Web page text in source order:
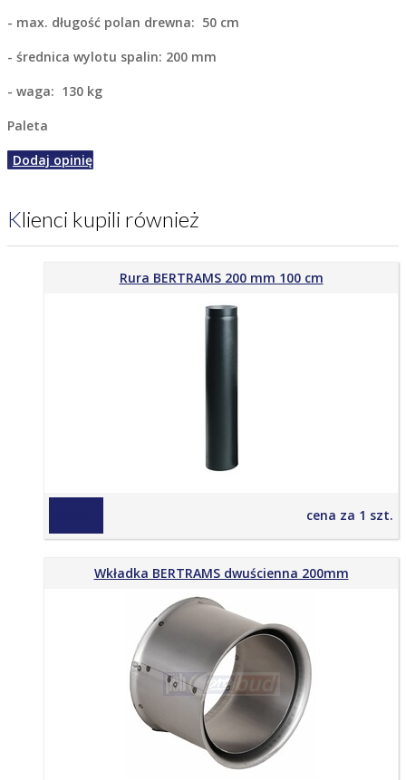
- max. długość polan drewna: 50 cm
- średnica wylotu spalin: 200 mm
- waga: 130 kg
Paleta
Dodaj opinię
Klienci kupili również
Rura BERTRAMS 200 mm 100 cm
cena za 1 szt.
Wkładka BERTRAMS dwuścienna 200mm